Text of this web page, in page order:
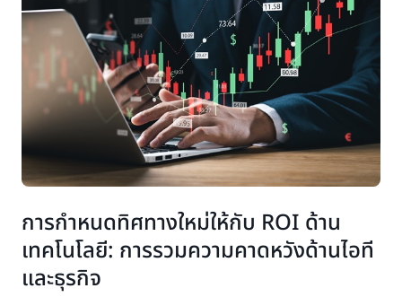
การกำหนดทิศทางใหม่ให้กับ ROI ด้าน
เทคโนโลยี: การรวมความคาดหวังด้านไอที
และธุรกิจ